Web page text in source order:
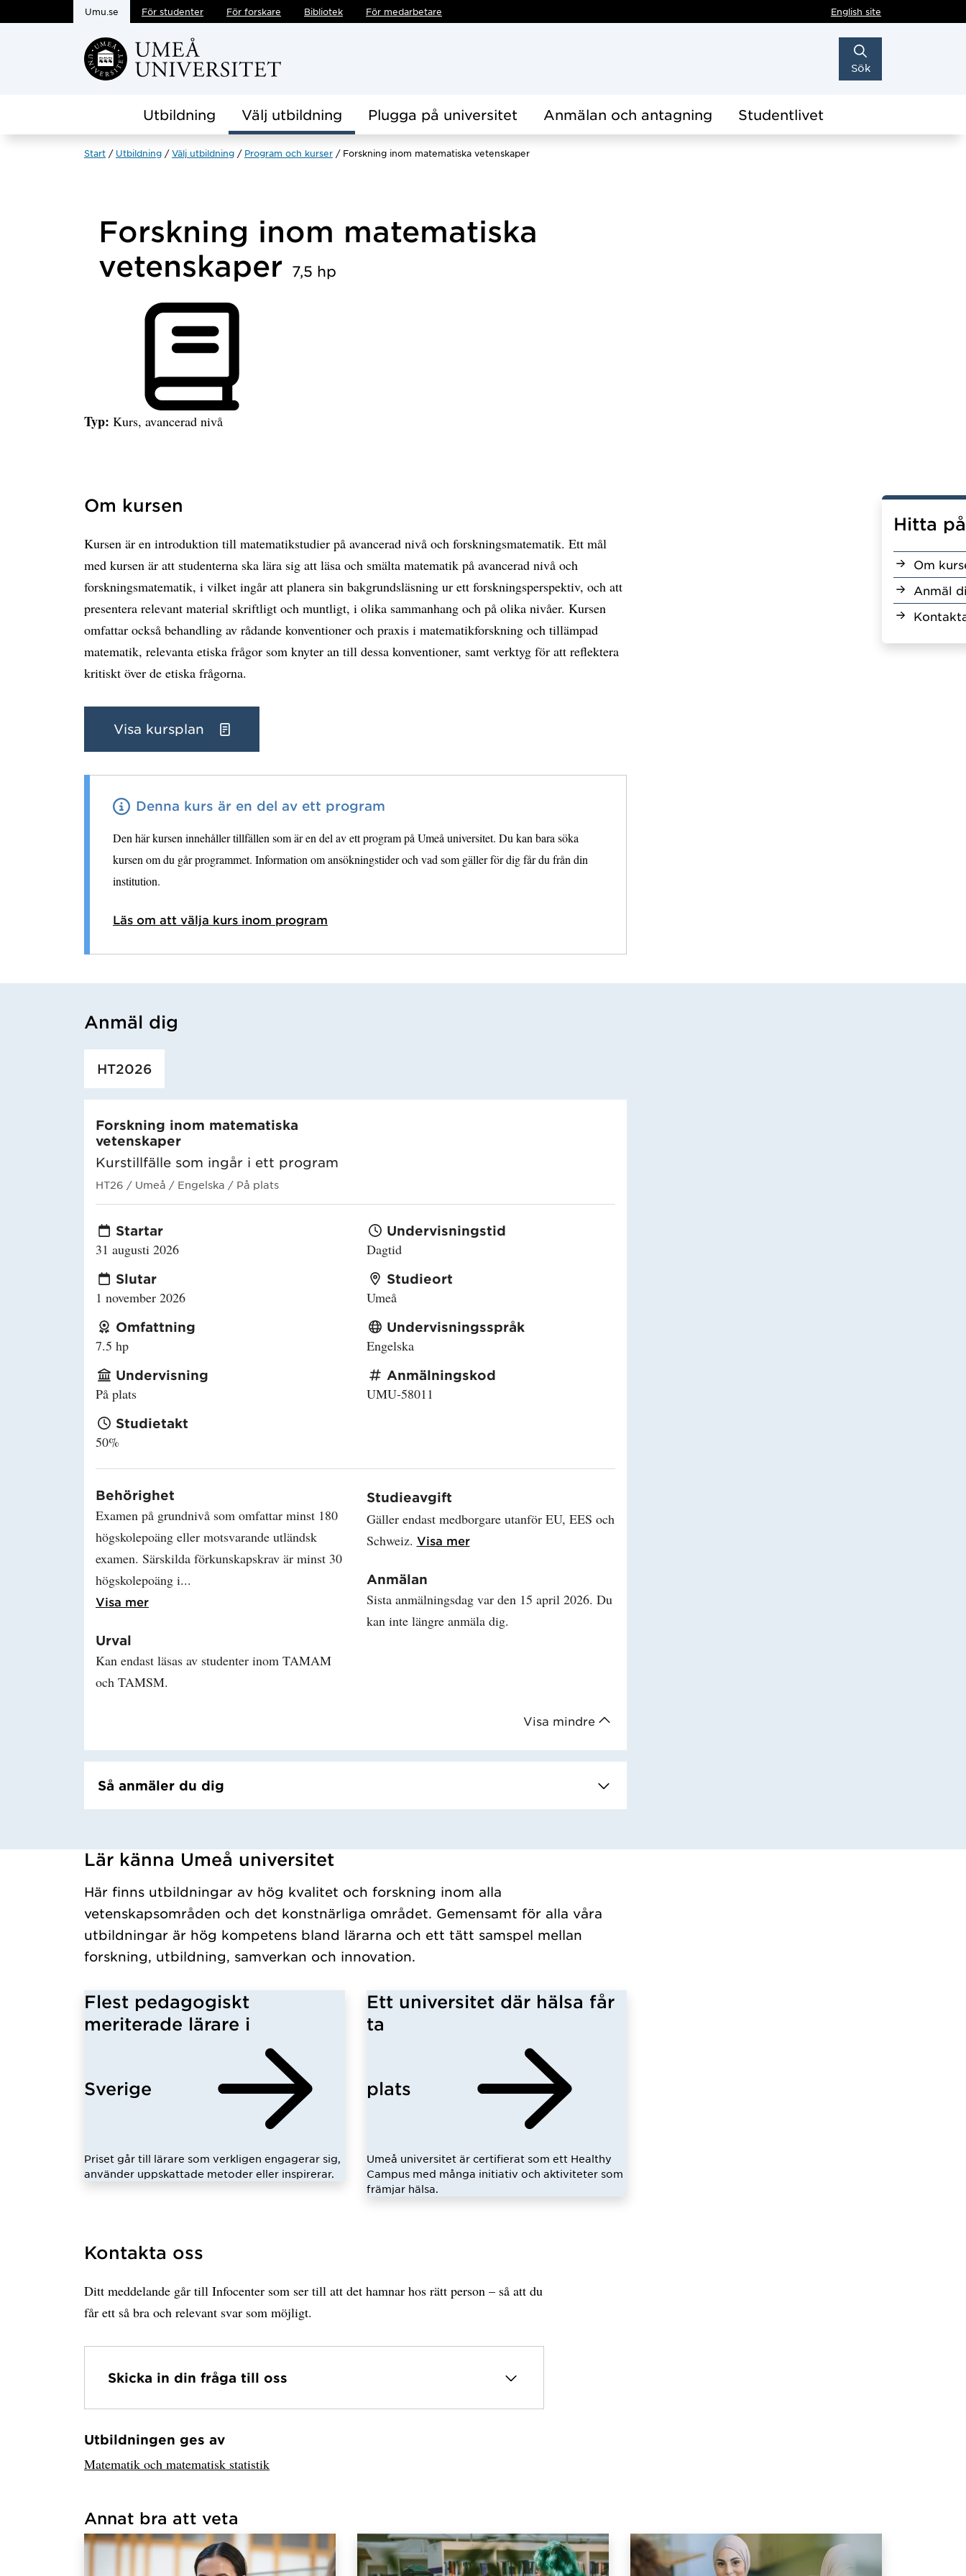
Hoppa direkt till innehållet
Umu.se För studenter För forskare Bibliotek För medarbetare English site
Sök
Utbildning Välj utbildning Plugga på universitet Anmälan och antagning Studentlivet
Start Utbildning Välj utbildning Program och kurser Forskning inom matematiska vetenskaper
Forskning inom matematiska
vetenskaper
7,5 hp
Typ: Kurs, avancerad nivå
Hitta
Om
Anmäl
Om kursen
Kursen är en introduktion till matematikstudier på avancerad nivå och forskningsmatematik. Ett mål
med kursen är att studenterna ska lära sig att läsa och smälta matematik på avancerad nivå och
forskningsmatematik, i vilket ingår att planera sin bakgrundsläsning ur ett forskningsperspektiv, och att
presentera relevant material skriftligt och muntligt, i olika sammanhang och på olika nivåer. Kursen
omfattar också behandling av rådande konventioner och praxis i matematikforskning och tillämpad
matematik, relevanta etiska frågor som knyter an till dessa konventioner, samt verktyg för att reflektera
kritiskt över de etiska frågorna.
Visa kursplan
Denna kurs är en del av ett program
Den här kursen innehåller tillfällen som är en del av ett program på Umeå universitet. Du kan bara söka
kursen om du går programmet. Information om ansökningstider och vad som gäller för dig får du från din
institution.
Läs om att välja kurs inom program
Anmäl dig
HT2026
Forskning inom matematiska
vetenskaper
Kurstillfälle som ingår i ett program
HT26 / Umeå / Engelska / På plats
Visa mindre
Startar
31 augusti 2026
Slutar
1 november 2026
Omfattning
7.5 hp
Undervisning
På plats
Studietakt
50%
Undervisningstid
Dagtid
Studieort
Umeå
Undervisningsspråk
Engelska
Anmälningskod
UMU-58011
Behörighet
Examen på grundnivå som omfattar minst 180
högskolepoäng eller motsvarande utländsk
examen. Särskilda förkunskapskrav är minst 30
högskolepoäng i
Visa mer
Urval
Kan endast läsas av studenter inom TAMAM
och TAMSM.
Studieavgift
Gäller endast medborgare utanför EU, EES och
Schweiz. Visa merLäs mer om Studieavgift
Anmälan
Sista anmälningsdag var den 15 april 2026. Du
kan inte längre anmäla dig.
Så anmäler du dig
Har hämtat kursochkurspaket.
Lär känna Umeå universitet
Här finns utbildningar av hög kvalitet och forskning inom alla
vetenskapsområden och det konstnärliga området. Gemensamt för alla våra
utbildningar är hög kompetens bland lärarna och ett tätt samspel mellan
forskning, utbildning, samverkan och innovation.
Flest pedagogiskt
meriterade lärare i
Sverige
Priset går till lärare som verkligen engagerar sig,
använder uppskattade metoder eller inspirerar.
Ett universitet där hälsa får
ta
plats
Umeå universitet är certifierat som ett Healthy
Campus med många initiativ och aktiviteter som
främjar hälsa.
Kontakta oss
Ditt meddelande går till Infocenter som ser till att det hamnar hos rätt person – så att du
får ett så bra och relevant svar som möjligt.
Skicka in din fråga till oss
Har hämtat avsändare.
Utbildningen ges av
Matematik och matematisk statistik
hämtat länkar.Annat bra att veta